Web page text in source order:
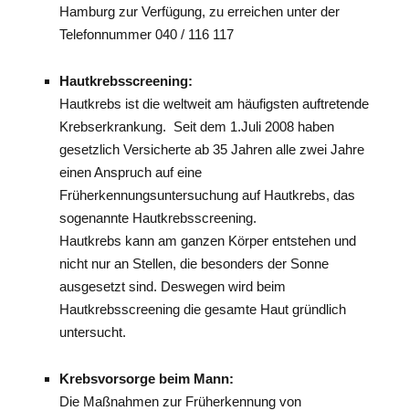
Hamburg zur Verfügung, zu erreichen unter der
Telefonnummer 040 / 116 117
Hautkrebsscreening:
Hautkrebs ist die weltweit am häufigsten auftretende
Krebserkrankung. Seit dem 1.Juli 2008 haben
gesetzlich Versicherte ab 35 Jahren alle zwei Jahre
einen Anspruch auf eine
Früherkennungsuntersuchung auf Hautkrebs, das
sogenannte Hautkrebsscreening.
Hautkrebs kann am ganzen Körper entstehen und
nicht nur an Stellen, die besonders der Sonne
ausgesetzt sind. Deswegen wird beim
Hautkrebsscreening die gesamte Haut gründlich
untersucht.
Krebsvorsorge beim Mann:
Die Maßnahmen zur Früherkennung von